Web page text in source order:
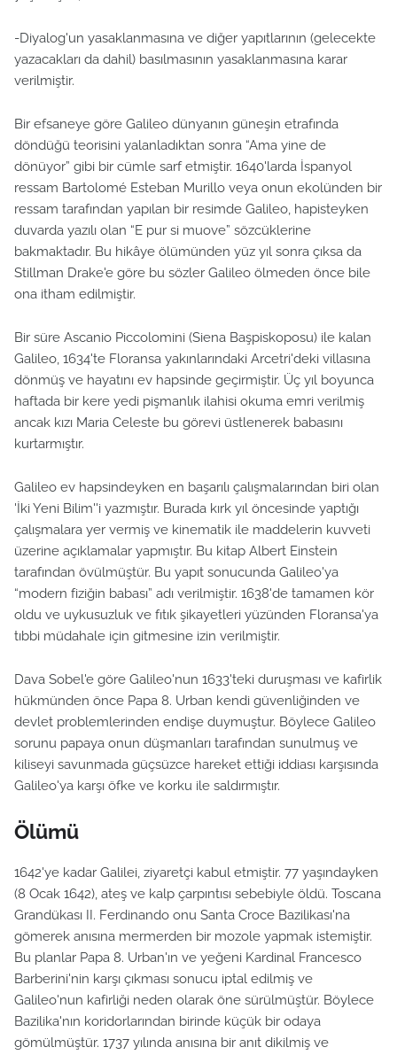
-Diyalog'un yasaklanmasına ve diğer yapıtlarının (gelecekte
yazacakları da dahil) basılmasının yasaklanmasına karar
verilmiştir.
Bir efsaneye göre Galileo dünyanın güneşin etrafında
döndüğü teorisini yalanladıktan sonra “Ama yine de
dönüyor” gibi bir cümle sarf etmiştir. 1640'larda İspanyol
ressam Bartolomé Esteban Murillo veya onun ekolünden bir
ressam tarafından yapılan bir resimde Galileo, hapisteyken
duvarda yazılı olan “E pur si muove” sözcüklerine
bakmaktadır. Bu hikâye ölümünden yüz yıl sonra çıksa da
Stillman Drake'e göre bu sözler Galileo ölmeden önce bile
ona itham edilmiştir.
Bir süre Ascanio Piccolomini (Siena Başpiskoposu) ile kalan
Galileo, 1634'te Floransa yakınlarındaki Arcetri'deki villasına
dönmüş ve hayatını ev hapsinde geçirmiştir. Üç yıl boyunca
haftada bir kere yedi pişmanlık ilahisi okuma emri verilmiş
ancak kızı Maria Celeste bu görevi üstlenerek babasını
kurtarmıştır.
Galileo ev hapsindeyken en başarılı çalışmalarından biri olan
'İki Yeni Bilim''i yazmıştır. Burada kırk yıl öncesinde yaptığı
çalışmalara yer vermiş ve kinematik ile maddelerin kuvveti
üzerine açıklamalar yapmıştır. Bu kitap Albert Einstein
tarafından övülmüştür. Bu yapıt sonucunda Galileo'ya
“modern fiziğin babası” adı verilmiştir. 1638'de tamamen kör
oldu ve uykusuzluk ve fıtık şikayetleri yüzünden Floransa'ya
tıbbi müdahale için gitmesine izin verilmiştir.
Dava Sobel'e göre Galileo'nun 1633'teki duruşması ve kafirlik
hükmünden önce Papa 8. Urban kendi güvenliğinden ve
devlet problemlerinden endişe duymuştur. Böylece Galileo
sorunu papaya onun düşmanları tarafından sunulmuş ve
kiliseyi savunmada güçsüzce hareket ettiği iddiası karşısında
Galileo'ya karşı öfke ve korku ile saldırmıştır.
Ölümü
1642'ye kadar Galilei, ziyaretçi kabul etmiştir. 77 yaşındayken
(8 Ocak 1642), ateş ve kalp çarpıntısı sebebiyle öldü. Toscana
Grandükası II. Ferdinando onu Santa Croce Bazilikası'na
gömerek anısına mermerden bir mozole yapmak istemiştir.
Bu planlar Papa 8. Urban'ın ve yeğeni Kardinal Francesco
Barberini'nin karşı çıkması sonucu iptal edilmiş ve
Galileo'nun kafirliği neden olarak öne sürülmüştür. Böylece
Bazilika'nın koridorlarından birinde küçük bir odaya
gömülmüştür. 1737 yılında anısına bir anıt dikilmiş ve